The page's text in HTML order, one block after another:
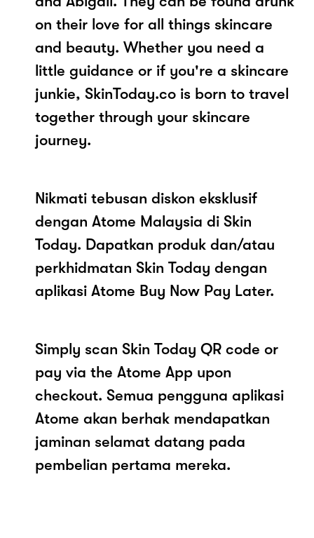
on their love for all things skincare
and beauty. Whether you need a
little guidance or if you're a skincare
junkie, SkinToday.co is born to travel
together through your skincare
journey.
Nikmati tebusan diskon eksklusif
dengan Atome Malaysia di Skin
Today. Dapatkan produk dan/atau
perkhidmatan Skin Today dengan
aplikasi Atome Buy Now Pay Later.
Simply scan Skin Today QR code or
pay via the Atome App upon
checkout. Semua pengguna aplikasi
Atome akan berhak mendapatkan
jaminan selamat datang pada
pembelian pertama mereka.